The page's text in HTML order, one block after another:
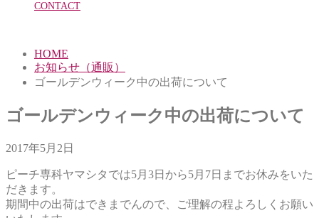
CONTACT
HOME
お知らせ（通販）
ゴールデンウィーク中の出荷について
ゴールデンウィーク中の出荷について
2017年5月2日
ピーチ専科ヤマシタでは5月3日から5月7日までお休みをいた
だきます。
期間中の出荷はできまでんので、ご理解の程よろしくお願い